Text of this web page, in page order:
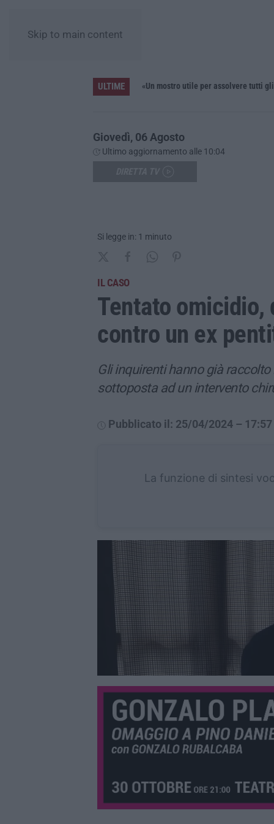
Skip to main content
ULTIME
Truffa sui fondi per le fasce deboli, comprano uno scuolabus non a norma: tre indagati nel Crotonese «Un mostro utile per assolvere tutti
Giovedì, 06 Agosto
Ultimo aggiornamento alle 10:04
Si legge in: 1 minuto
IL CASO
Tentato omicidio,
contro un ex
Gli inquirenti hanno già
sottoposta ad un intervento
Pubblicato il: 25/04/2024 – 17:57
La funzione di sintesi